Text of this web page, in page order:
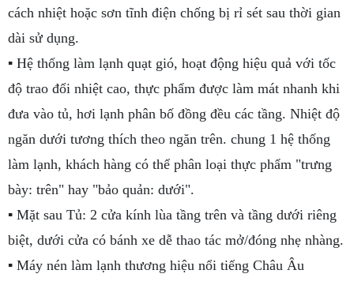
cách nhiệt hoặc sơn tĩnh điện chống bị rỉ sét sau thời gian
dài sử dụng.
▪ Hệ thống làm lạnh quạt gió, hoạt động hiệu quả với tốc
độ trao đổi nhiệt cao, thực phẩm được làm mát nhanh khi
đưa vào tủ, hơi lạnh phân bố đồng đều các tầng. Nhiệt độ
ngăn dưới tương thích theo ngăn trên. chung 1 hệ thống
làm lạnh, khách hàng có thể phân loại thực phẩm "trưng
bày: trên" hay "bảo quản: dưới".
▪ Mặt sau Tủ: 2 cửa kính lùa tầng trên và tầng dưới riêng
biệt, dưới cửa có bánh xe dễ thao tác mở/đóng nhẹ nhàng.
▪ Máy nén làm lạnh thương hiệu nổi tiếng Châu Âu